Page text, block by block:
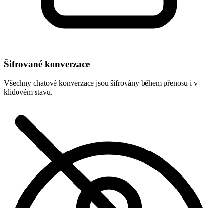
Šifrované konverzace
Všechny chatové konverzace jsou šifrovány během přenosu i v
klidovém stavu.